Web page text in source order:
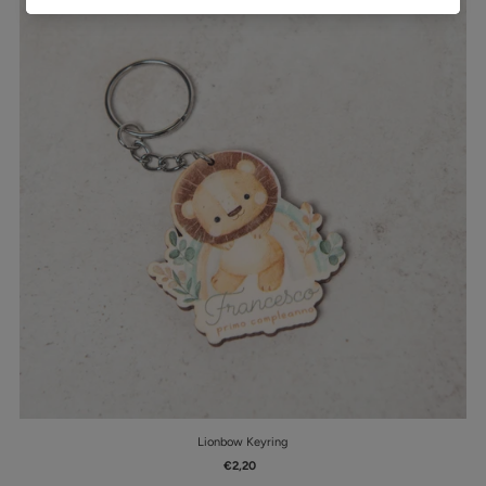
Lionbow Keyring
Prezzo
€2,20